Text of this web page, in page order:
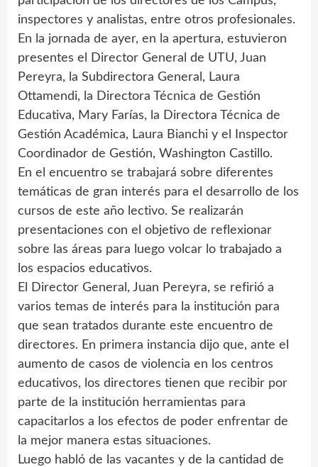
inspectores y analistas, entre otros profesionales.
En la jornada de ayer, en la apertura, estuvieron
presentes el Director General de UTU, Juan
Pereyra, la Subdirectora General, Laura
Ottamendi, la Directora Técnica de Gestión
Educativa, Mary Farías, la Directora Técnica de
Gestión Académica, Laura Bianchi y el Inspector
Coordinador de Gestión, Washington Castillo.
En el encuentro se trabajará sobre diferentes
temáticas de gran interés para el desarrollo de los
cursos de este año lectivo. Se realizarán
presentaciones con el objetivo de reflexionar
sobre las áreas para luego volcar lo trabajado a
los espacios educativos.
El Director General, Juan Pereyra, se refirió a
varios temas de interés para la institución para
que sean tratados durante este encuentro de
directores. En primera instancia dijo que, ante el
aumento de casos de violencia en los centros
educativos, los directores tienen que recibir por
parte de la institución herramientas para
capacitarlos a los efectos de poder enfrentar de
la mejor manera estas situaciones.
Luego habló de las vacantes y de la cantidad de